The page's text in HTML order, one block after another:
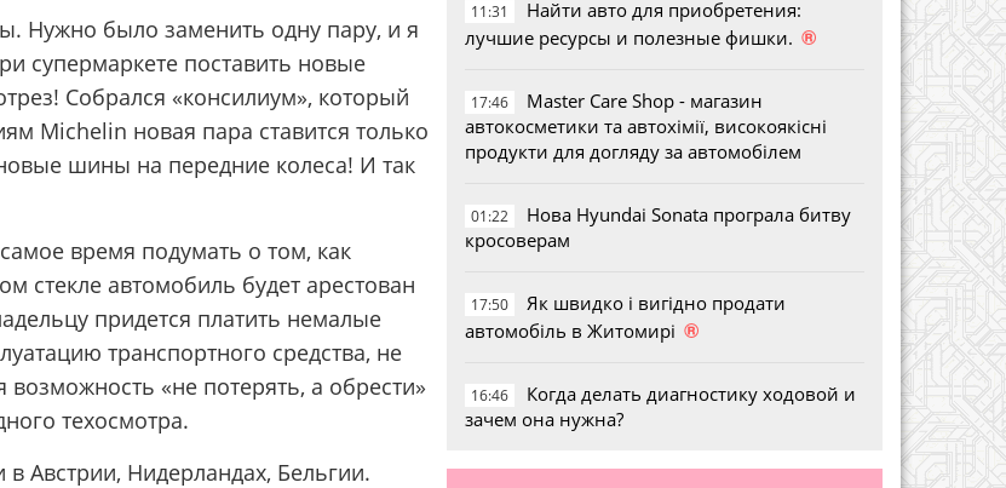
Нужно было заменить одну пару, и я
супермаркете поставить новые
Собрался «консилиум», который
Michelin новая пара ставится только
шины на передние колеса! И так
время подумать о том, как
стекле автомобиль будет арестован
придется платить немалые
транспортного средства, не
«не потерять, а обрести»
техосмотра.
Австрии, Нидерландах, Бельгии.
11:31
Найти авто для приобретения:
лучшие ресурсы и полезные фишки. ®
17:46
Master Care Shop - магазин
автокосметики та автохімії, високоякісні
продукти для догляду за автомобілем
01:22
Нова Hyundai Sonata програла битву
кросоверам
17:50
Як швидко і вигідно продати
автомобіль в Житомирі ®
16:46
Когда делать диагностику ходовой и
зачем она нужна?